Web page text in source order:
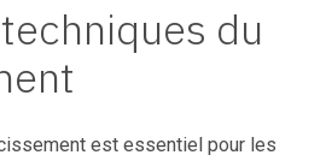
du
est essentiel pour les